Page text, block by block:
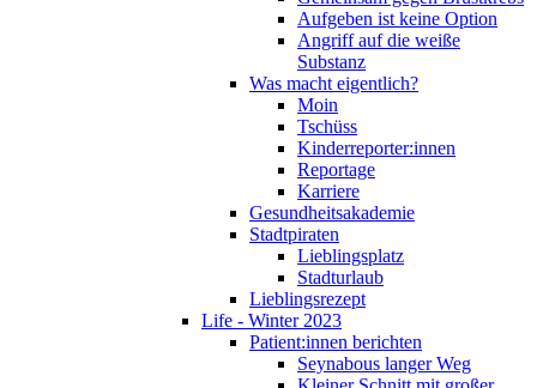
Aufgeben ist keine Option
Angriff auf die weiße
Substanz
Was macht eigentlich?
Moin
Tschüss
Kinderreporter:innen
Reportage
Karriere
Gesundheitsakademie
Stadtpiraten
Lieblingsplatz
Stadturlaub
Lieblingsrezept
Life - Winter 2023
Patient:innen berichten
Seynabous langer Weg